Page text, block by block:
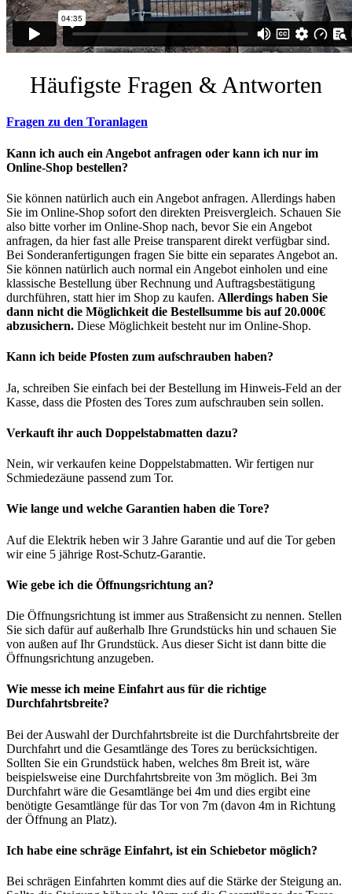
Häufigste Fragen & Antworten
Fragen zu den Toranlagen
Kann ich auch ein Angebot anfragen oder kann ich nur im
Online-Shop bestellen?
Sie können natürlich auch ein Angebot anfragen. Allerdings haben
Sie im Online-Shop sofort den direkten Preisvergleich. Schauen Sie
also bitte vorher im Online-Shop nach, bevor Sie ein Angebot
anfragen, da hier fast alle Preise transparent direkt verfügbar sind.
Bei Sonderanfertigungen fragen Sie bitte ein separates Angebot an.
Sie können natürlich auch normal ein Angebot einholen und eine
klassische Bestellung über Rechnung und Auftragsbestätigung
durchführen, statt hier im Shop zu kaufen. Allerdings haben Sie
dann nicht die Möglichkeit die Bestellsumme bis auf 20.000€
abzusichern. Diese Möglichkeit besteht nur im Online-Shop.
Kann ich beide Pfosten zum aufschrauben haben?
Ja, schreiben Sie einfach bei der Bestellung im Hinweis-Feld an der
Kasse, dass die Pfosten des Tores zum aufschrauben sein sollen.
Verkauft ihr auch Doppelstabmatten dazu?
Nein, wir verkaufen keine Doppelstabmatten. Wir fertigen nur
Schmiedezäune passend zum Tor.
Wie lange und welche Garantien haben die Tore?
Auf die Elektrik heben wir 3 Jahre Garantie und auf die Tor geben
wir eine 5 jährige Rost-Schutz-Garantie.
Wie gebe ich die Öffnungsrichtung an?
Die Öffnungsrichtung ist immer aus Straßensicht zu nennen. Stellen
Sie sich dafür auf außerhalb Ihre Grundstücks hin und schauen Sie
von außen auf Ihr Grundstück. Aus dieser Sicht ist dann bitte die
Öffnungsrichtung anzugeben.
Wie messe ich meine Einfahrt aus für die richtige
Durchfahrtsbreite?
Bei der Auswahl der Durchfahrtsbreite ist die Durchfahrtsbreite der
Durchfahrt und die Gesamtlänge des Tores zu berücksichtigen.
Sollten Sie ein Grundstück haben, welches 8m Breit ist, wäre
beispielsweise eine Durchfahrtsbreite von 3m möglich. Bei 3m
Durchfahrt wäre die Gesamtlänge bei 4m und dies ergibt eine
benötigte Gesamtlänge für das Tor von 7m (davon 4m in Richtung
der Öffnung an Platz).
Ich habe eine schräge Einfahrt, ist ein Schiebetor möglich?
Bei schrägen Einfahrten kommt dies auf die Stärke der Steigung an.